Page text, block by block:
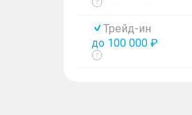
Показать
Трейд-ин
до 100 000 ₽
Показать